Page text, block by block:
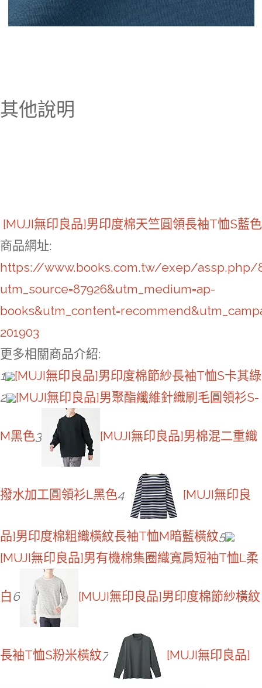
其他說明
[MUJI無印良品]男印度棉天竺圓領長袖T恤S藍色
商品網址:
https://www.books.com.tw/exep/assp.php/
utm_source=87926&utm_medium=ap-
201903
更多相關商品介紹:
1
[MUJI無印良品]男印度棉節紗長袖T恤S卡其綠
2
[MUJI無印良品]男聚酯纖維針織刷毛圓領衫S-
M黑色3 [MUJI無印良品]男棉混二重織
撥水加工圓領衫L黑色4 [MUJI無印良
品]男印度棉粗織橫紋長袖T恤M暗藍橫紋5
[MUJI無印良品]男有機棉集圈織寬肩短袖T恤L柔
白 6 [MUJI無印良品]男印度棉節紗橫紋
長袖T恤S粉米橫紋7 [MUJI無印良品]